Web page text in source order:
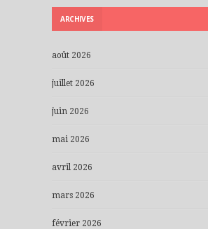
ARCHIVES
août 2026
juillet 2026
juin 2026
mai 2026
avril 2026
mars 2026
février 2026